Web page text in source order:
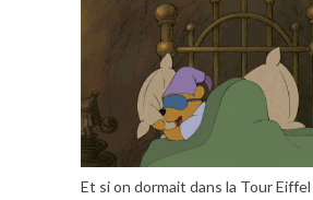
Et si on dormait dans la Tour